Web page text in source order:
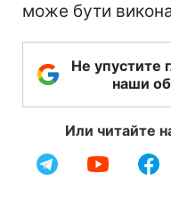
може бути
Не упустите
наши
Или читайте